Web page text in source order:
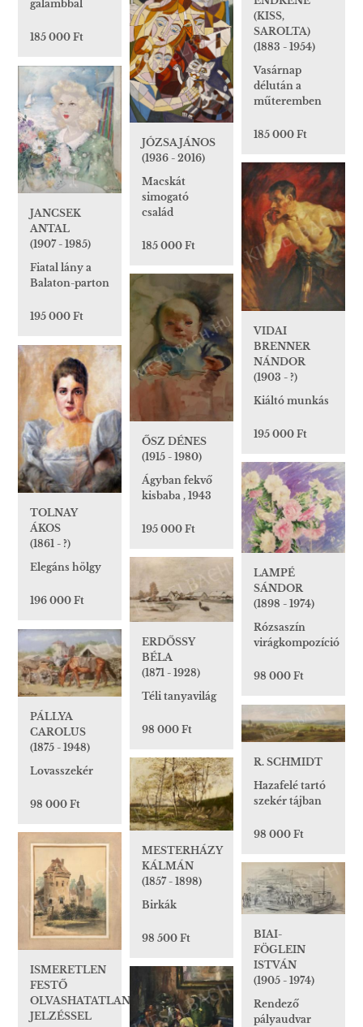
galambbal
185 000 Ft
(KISS,
SAROLTA)
(1883 - 1954)
Vasárnap
délután a
műteremben
185 000 Ft
JÓZSA JÁNOS
(1936 - 2016)
Macskát
simogató
család
185 000 Ft
JANCSEK
ANTAL
(1907 - 1985)
Fiatal lány a
Balaton-parton
195 000 Ft
VIDAI
BRENNER
NÁNDOR
(1903 - ?)
Kiáltó munkás
195 000 Ft
ŐSZ DÉNES
(1915 - 1980)
Ágyban fekvő
kisbaba , 1943
195 000 Ft
TOLNAY
ÁKOS
(1861 - ?)
Elegáns hölgy
196 000 Ft
LAMPÉ
SÁNDOR
(1898 - 1974)
Rózsaszín
virágkompozíció
98 000 Ft
ERDŐSSY
BÉLA
(1871 - 1928)
Téli tanyavilág
98 000 Ft
PÁLLYA
CAROLUS
(1875 - 1948)
Lovasszekér
98 000 Ft
R. SCHMIDT
Hazafelé tartó
szekér tájban
98 000 Ft
MESTERHÁZY
KÁLMÁN
(1857 - 1898)
Birkák
98 500 Ft
ISMERETLEN
FESTŐ
OLVASHATATLAN
JELZÉSSEL
BIAI-
FÖGLEIN
ISTVÁN
(1905 - 1974)
Rendező
pályaudvar